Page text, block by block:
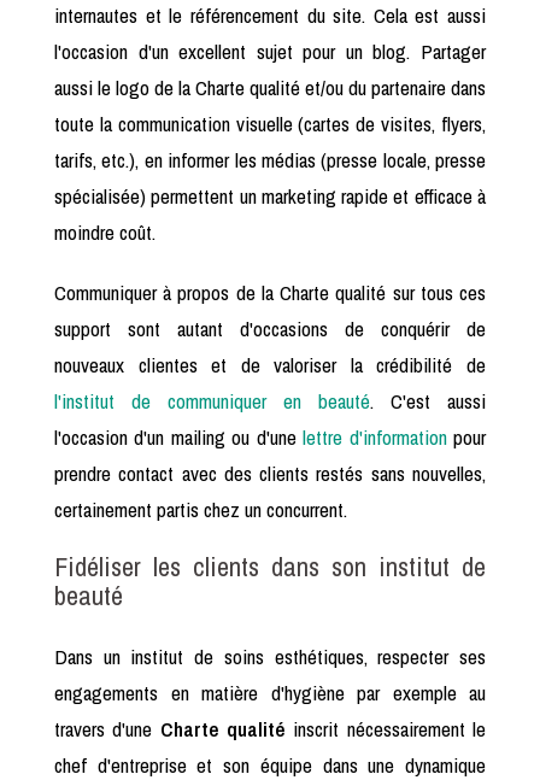
internautes et le référencement du site. Cela est aussi
l'occasion d'un excellent sujet pour un blog. Partager
aussi le logo de la Charte qualité et/ou du partenaire dans
toute la communication visuelle (cartes de visites, flyers,
tarifs, etc.), en informer les médias (presse locale, presse
spécialisée) permettent un marketing rapide et efficace à
moindre coût.
Communiquer à propos de la Charte qualité sur tous ces
support sont autant d'occasions de conquérir de
nouveaux clientes et de valoriser la crédibilité de
l'institut de communiquer en beauté. C'est aussi
l'occasion d'un mailing ou d'unelettre d'informationpour
prendre contact avec des clients restés sans nouvelles,
certainement partis chez un concurrent.
Fidéliser les clients dans son institut de
beauté
Dans un institut de soins esthétiques, respecter ses
engagements en matière d'hygiène par exemple au
travers d'une Charte qualité inscrit nécessairement le
chef d'entreprise et son équipe dans une dynamique